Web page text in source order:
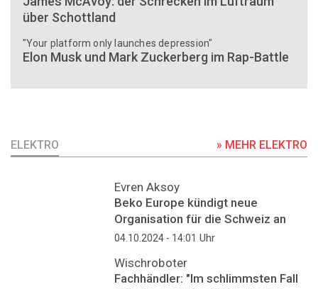
über Schottland
"Your platform only launches depression"
Elon Musk und Mark Zuckerberg im Rap-Battle
ELEKTRO » MEHR ELEKTRO
Evren Aksoy
Beko Europe kündigt neue
Organisation für die Schweiz an
04.10.2024 - 14:01 Uhr
Wischroboter
Fachhändler: "Im schlimmsten Fall